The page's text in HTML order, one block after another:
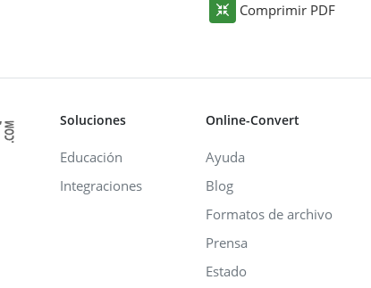
Comprimir PDF
Soluciones
Educación
Integraciones
Online-Convert
Ayuda
Blog
Formatos de archivo
Prensa
Estado